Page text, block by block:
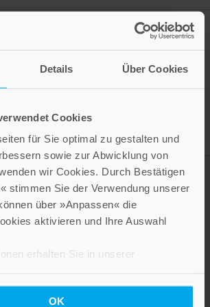
Details Über Cookies
Cookies
für Sie optimal zu gestalten und
sowie zur Abwicklung von
wir Cookies. Durch Bestätigen
stimmen Sie der Verwendung unserer
über »Anpassen« die
aktivieren und Ihre Auswahl
erhalten Sie in unserer
OK
drucken
LEBE GUT MAGAZIN